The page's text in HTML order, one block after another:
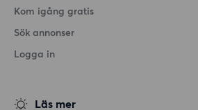
Kom igång gratis
Sök annonser
Logga in
Läs mer